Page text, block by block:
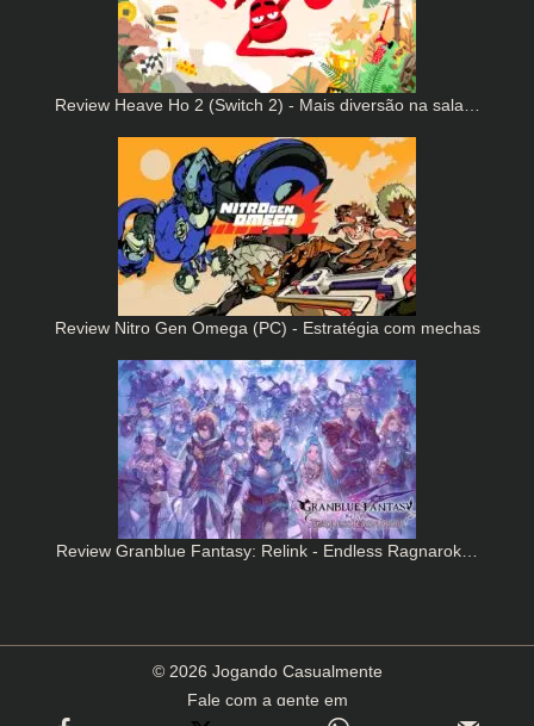
Review Heave Ho 2 (Switch 2) - Mais diversão na sala…
Review Nitro Gen Omega (PC) - Estratégia com mechas
Review Granblue Fantasy: Relink - Endless Ragnarok…
© 2026 Jogando Casualmente
Fale com a gente em